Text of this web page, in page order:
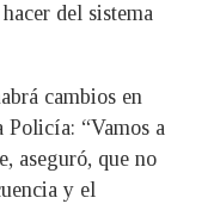
del sistema
cambios en
Policía: “Vamos a
aseguró, que no
y el